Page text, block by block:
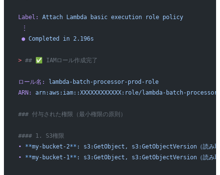
Label: Attach Lambda basic execution role policy
⋮
● Completed in 2.196s
> ## ✅ IAMロール作成完了
ロール名:
lambda-batch-processor-prod-role
ARN:
arn:aws:iam::XXXXXXXXXXXX:role/lambda-batch-
### 付与された権限（最小権限の原則）
#### 1. S3権限
• **my-bucket-2** : s3:GetObject,
s3:GetObjectVersion（読み取
• **my-bucket-1** : s3:GetObject, s3:GetObjectVersion（読み取